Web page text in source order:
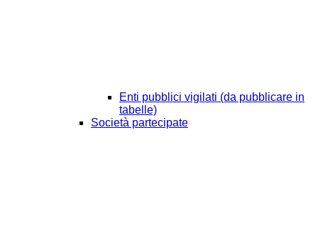
Enti pubblici vigilati (da pubblicare in
tabelle)
Società partecipate